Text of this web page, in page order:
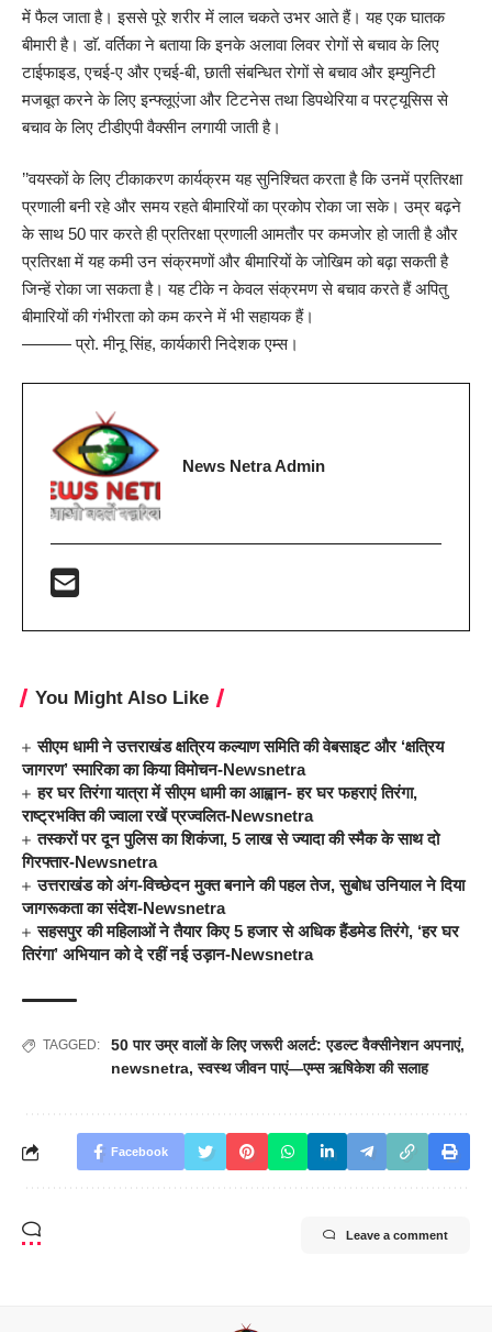
में फैल जाता है। इससे पूरे शरीर में लाल चकते उभर आते हैं। यह एक घातक
बीमारी है। डाॅ. वर्तिका ने बताया कि इनके अलावा लिवर रोगों से बचाव के लिए
टाईफाइड, एचई-ए और एचई-बी, छाती संबन्धित रोगों से बचाव और इम्युनिटी
मजबूत करने के लिए इन्फ्लूएंजा और टिटनेस तथा डिपथेरिया व परट्यूसिस से
बचाव के लिए टीडीएपी वैक्सीन लगायी जाती है।
’’वयस्कों के लिए टीकाकरण कार्यक्रम यह सुनिश्चित करता है कि उनमें प्रतिरक्षा
प्रणाली बनी रहे और समय रहते बीमारियों का प्रकोप रोका जा सके। उम्र बढ़ने
के साथ 50 पार करते ही प्रतिरक्षा प्रणाली आमतौर पर कमजोर हो जाती है और
प्रतिरक्षा में यह कमी उन संक्रमणों और बीमारियों के जोखिम को बढ़ा सकती है
जिन्हें रोका जा सकता है। यह टीके न केवल संक्रमण से बचाव करते हैं अपितु
बीमारियों की गंभीरता को कम करने में भी सहायक हैं।
——— प्रो. मीनू सिंह, कार्यकारी निदेशक एम्स।
News Netra Admin
You Might Also Like
सीएम धामी ने उत्तराखंड क्षत्रिय कल्याण समिति की वेबसाइट और ‘क्षत्रिय
जागरण’ स्मारिका का किया विमोचन-Newsnetra
हर घर तिरंगा यात्रा में सीएम धामी का आह्वान- हर घर फहराएं तिरंगा,
राष्ट्रभक्ति की ज्वाला रखें प्रज्वलित-Newsnetra
तस्करों पर दून पुलिस का शिकंजा, 5 लाख से ज्यादा की स्मैक के साथ दो
गिरफ्तार-Newsnetra
उत्तराखंड को अंग-विच्छेदन मुक्त बनाने की पहल तेज, सुबोध उनियाल ने दिया
जागरूकता का संदेश-Newsnetra
सहसपुर की महिलाओं ने तैयार किए 5 हजार से अधिक हैंडमेड तिरंगे, ‘हर घर
तिरंगा’ अभियान को दे रहीं नई उड़ान-Newsnetra
TAGGED: 50 पार उम्र वालों के लिए जरूरी अलर्ट: एडल्ट वैक्सीनेशन अपनाएं,
newsnetra,स्वस्थ जीवन पाएं—एम्स ऋषिकेश की सलाह
Facebook
Leave a comment